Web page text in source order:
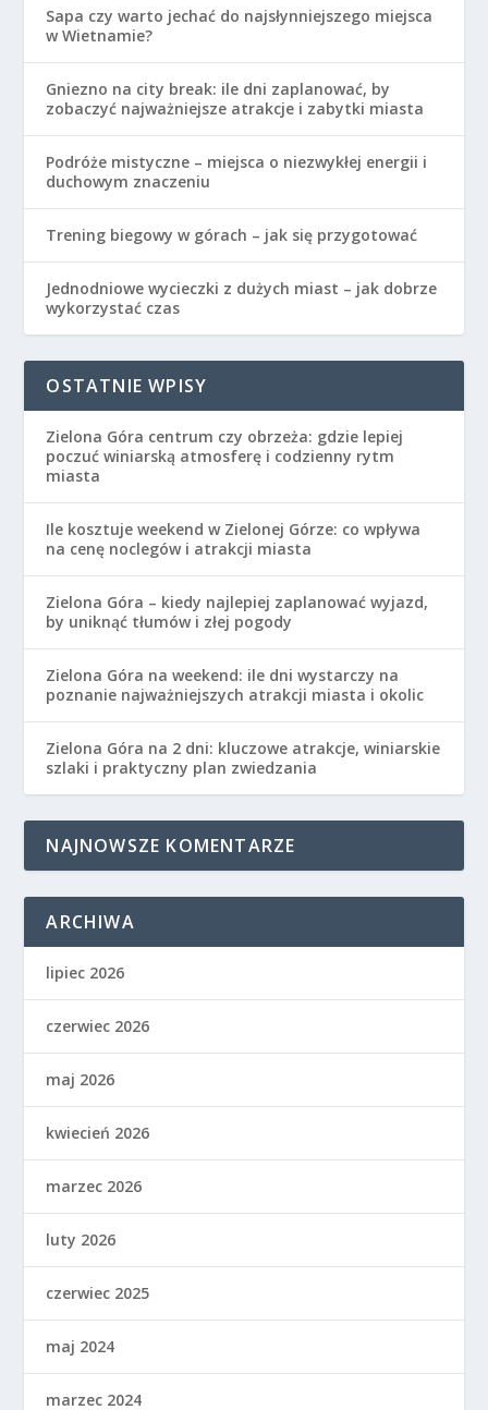
Sapa czy warto jechać do najsłynniejszego miejsca
w Wietnamie?
Gniezno na city break: ile dni zaplanować, by
zobaczyć najważniejsze atrakcje i zabytki miasta
Podróże mistyczne – miejsca o niezwykłej energii i
duchowym znaczeniu
Trening biegowy w górach – jak się przygotować
Jednodniowe wycieczki z dużych miast – jak dobrze
wykorzystać czas
OSTATNIE WPISY
Zielona Góra centrum czy obrzeża: gdzie lepiej
poczuć winiarską atmosferę i codzienny rytm
miasta
Ile kosztuje weekend w Zielonej Górze: co wpływa
na cenę noclegów i atrakcji miasta
Zielona Góra – kiedy najlepiej zaplanować wyjazd,
by uniknąć tłumów i złej pogody
Zielona Góra na weekend: ile dni wystarczy na
poznanie najważniejszych atrakcji miasta i okolic
Zielona Góra na 2 dni: kluczowe atrakcje, winiarskie
szlaki i praktyczny plan zwiedzania
NAJNOWSZE KOMENTARZE
ARCHIWA
lipiec 2026
czerwiec 2026
maj 2026
kwiecień 2026
marzec 2026
luty 2026
czerwiec 2025
maj 2024
marzec 2024